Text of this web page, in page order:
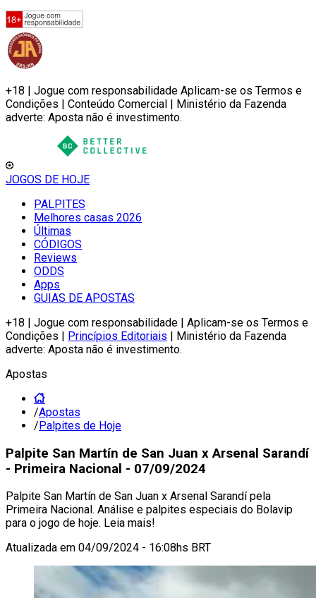
+18 | Jogue com responsabilidade Aplicam-se os Termos e
Condições | Conteúdo Comercial | Ministério da Fazenda
adverte: Aposta não é investimento.
JOGOS DE HOJE
PALPITES
Melhores casas 2026
Últimas
CÓDIGOS
Reviews
ODDS
Apps
GUIAS DE APOSTAS
+18 | Jogue com responsabilidade | Aplicam-se os Termos e
Condições | Princípios Editoriais | Ministério da Fazenda
adverte: Aposta não é investimento.
Apostas
/Apostas
/Palpites de Hoje
Palpite San Martín de San Juan x Arsenal Sarandí
- Primeira Nacional - 07/09/2024
Palpite San Martín de San Juan x Arsenal Sarandí pela
Primeira Nacional. Análise e palpites especiais do Bolavip
para o jogo de hoje. Leia mais!
Atualizada em 04/09/2024 - 16:08hs BRT